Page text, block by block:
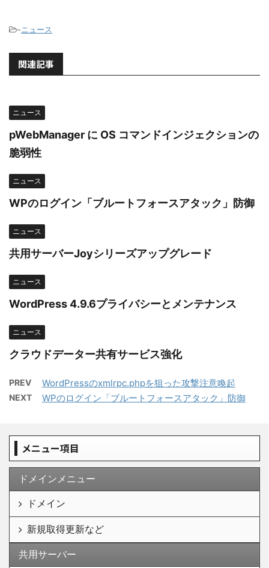
-ニュース
関連記事
ニュース
pWebManager に OS コマンドインジェクションの
脆弱性
ニュース
WPのログイン「ブルートフォースアタック」防御
ニュース
共用サーバーJoyシリーズアップグレード
ニュース
WordPress 4.9.6プライバシーとメンテナンス
ニュース
クラウドデーター共有サービス強化
PREV WordPressのxmlrpc.phpを狙った攻撃注意喚起
NEXT WPのログイン「ブルートフォースアタック」防御
メニュー項目
ドメインメニュー
ドメイン
新規取得更新など
共用サーバー